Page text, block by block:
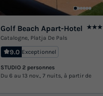
Golf Beach Apart-Hotel
★★★
Catalogne, Platja De Pals
9.0 Exceptionnel
STUDIO 2 personnes
Du 6 au 13 nov., 7 nuits, à partir de